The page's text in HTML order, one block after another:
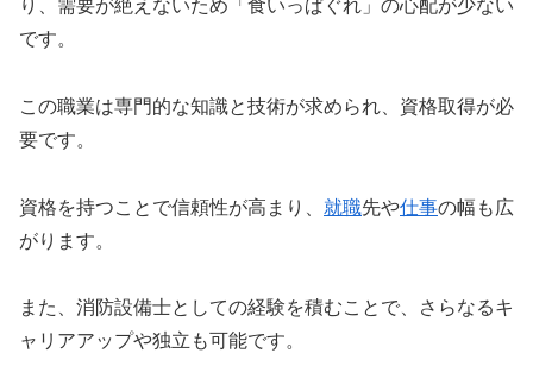
り、需要が絶えないため「食いっぱぐれ」の心配が少ない
です。
この職業は専門的な知識と技術が求められ、資格取得が必
要です。
資格を持つことで信頼性が高まり、 就職先や仕事の幅も広
がります。
また、消防設備士としての経験を積むことで、さらなるキ
ャリアアップや独立も可能です。